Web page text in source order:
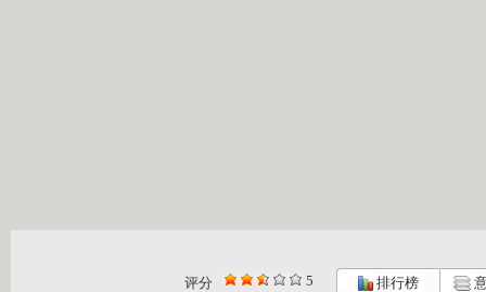
评分 5 排行榜